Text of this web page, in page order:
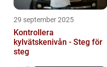
29 september 2025
Kontrollera
kylvätskenivån - Steg för
steg